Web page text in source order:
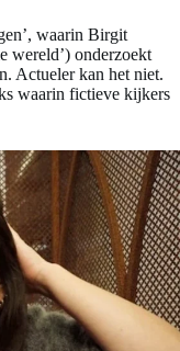
waarin Birgit
wereld’) onderzoekt
Actueler kan het niet.
waarin fictieve kijkers